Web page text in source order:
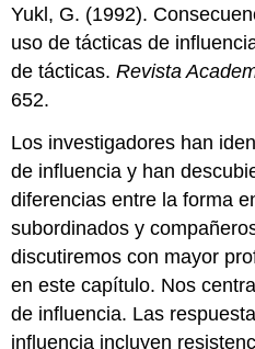
Yukl, G. (1992).
uso de tácticas de
de tácticas.Revista
652.
Los investigadores han
de influencia y han
diferencias entre la forma
subordinados y
discutiremos con mayor
en este capítulo. Nos
de influencia. Las
influencia incluyen